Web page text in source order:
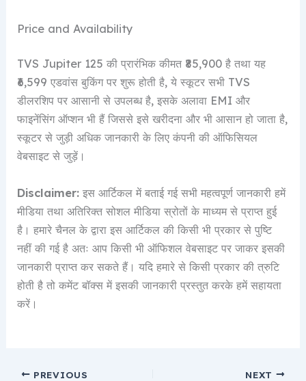
Price and Availability
TVS Jupiter 125 की प्रारंभिक कीमत ₹85,900 है तथा यह
₹6,599 एडवांस बुकिंग पर शुरू होती है, ये स्कूटर सभी TVS
डीलरशिप पर आसानी से उपलब्ध है, इसके अलावा EMI और
फाइनेंसिंग ऑप्शन भी हैं जिससे इसे खरीदना और भी आसान हो जाता है,
स्कूटर से जुड़ी अधिक जानकारी के लिए कंपनी की ऑफिसियल
वेबसाइट से जुड़ें।
Disclaimer:इस आर्टिकल में बताई गई सभी महत्वपूर्ण जानकारी हमें
मीडिया तथा अतिरिक्त सोशल मीडिया स्रोतों के माध्यम से प्राप्त हुई
है। हमारे चैनल के द्वारा इस आर्टिकल की किसी भी प्रकार से पुष्टि
नहीं की गई है अतः आप किसी भी ऑफिशल वेबसाइट पर जाकर इसकी
जानकारी प्राप्त कर सकते हैं। यदि हमारे से किसी प्रकार की त्रुटि
होती है तो कमेंट बॉक्स में इसकी जानकारी प्रस्तुत करके हमें सहायता
करें।
PREVIOUS NEXT